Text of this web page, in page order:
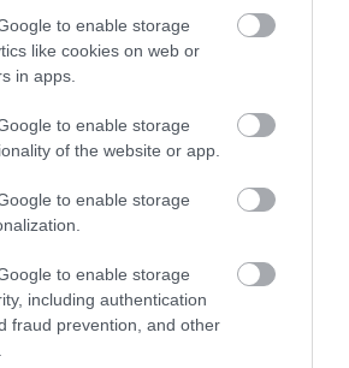
to enable storage
like cookies on web or
in apps.
to enable storage
of the website or app.
to enable storage
to enable storage
including authentication
fraud prevention, and other
desiatky technických
zničili anarchisti počas
v roku 1930. Dnešná podoba
práce stoviek inžinierov, ktorí
skladali dlhé dekády.
144 rokov financujú
od podporovateľov a peniaze od
do muriva sa neinvestovali